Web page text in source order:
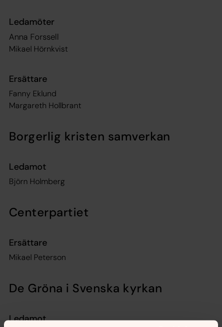
Ledamöter
Anna Forssell
Mikael Hörnkvist
Ersättare
Fanny Eklund
Margareth Hollbrant
Borgerlig kristen samverkan
Ledamot
Björn Holmberg
Centerpartiet
Ersättare
Mikael Peterson
De Gröna i Svenska kyrkan
Ledamot